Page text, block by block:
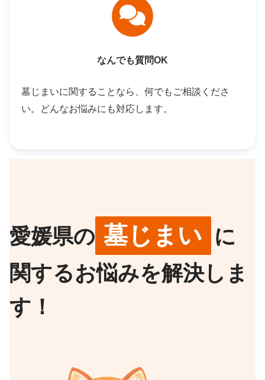
なんでも質問OK
墓じまいに関することなら、何でもご相談くださ
い。どんなお悩みにも対応します。
愛媛県の 墓じまい に
関するお悩みを解決しま
す！